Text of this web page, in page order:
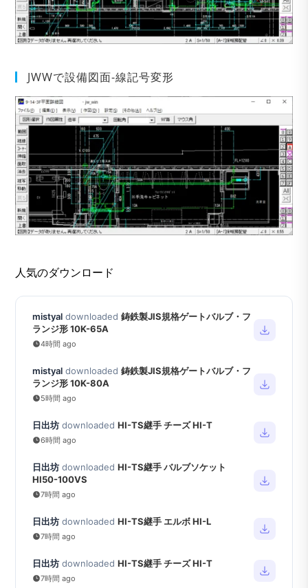
JWWで設備図面-線記号変形
人気のダウンロード
mistyal downloaded 鋳鉄製JIS規格ゲートバルブ・フ
ランジ形 10K-65A
4時間 ago
mistyal downloaded 鋳鉄製JIS規格ゲートバルブ・フ
ランジ形 10K-80A
5時間 ago
日出坊 downloaded HI-TS継手 チーズ HI-T
6時間 ago
日出坊 downloaded HI-TS継手 バルブソケット
HI50-100VS
7時間 ago
日出坊 downloaded HI-TS継手 エルボ HI-L
7時間 ago
日出坊 downloaded HI-TS継手 チーズ HI-T
7時間 ago